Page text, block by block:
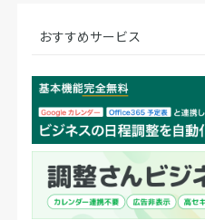
おすすめサービス